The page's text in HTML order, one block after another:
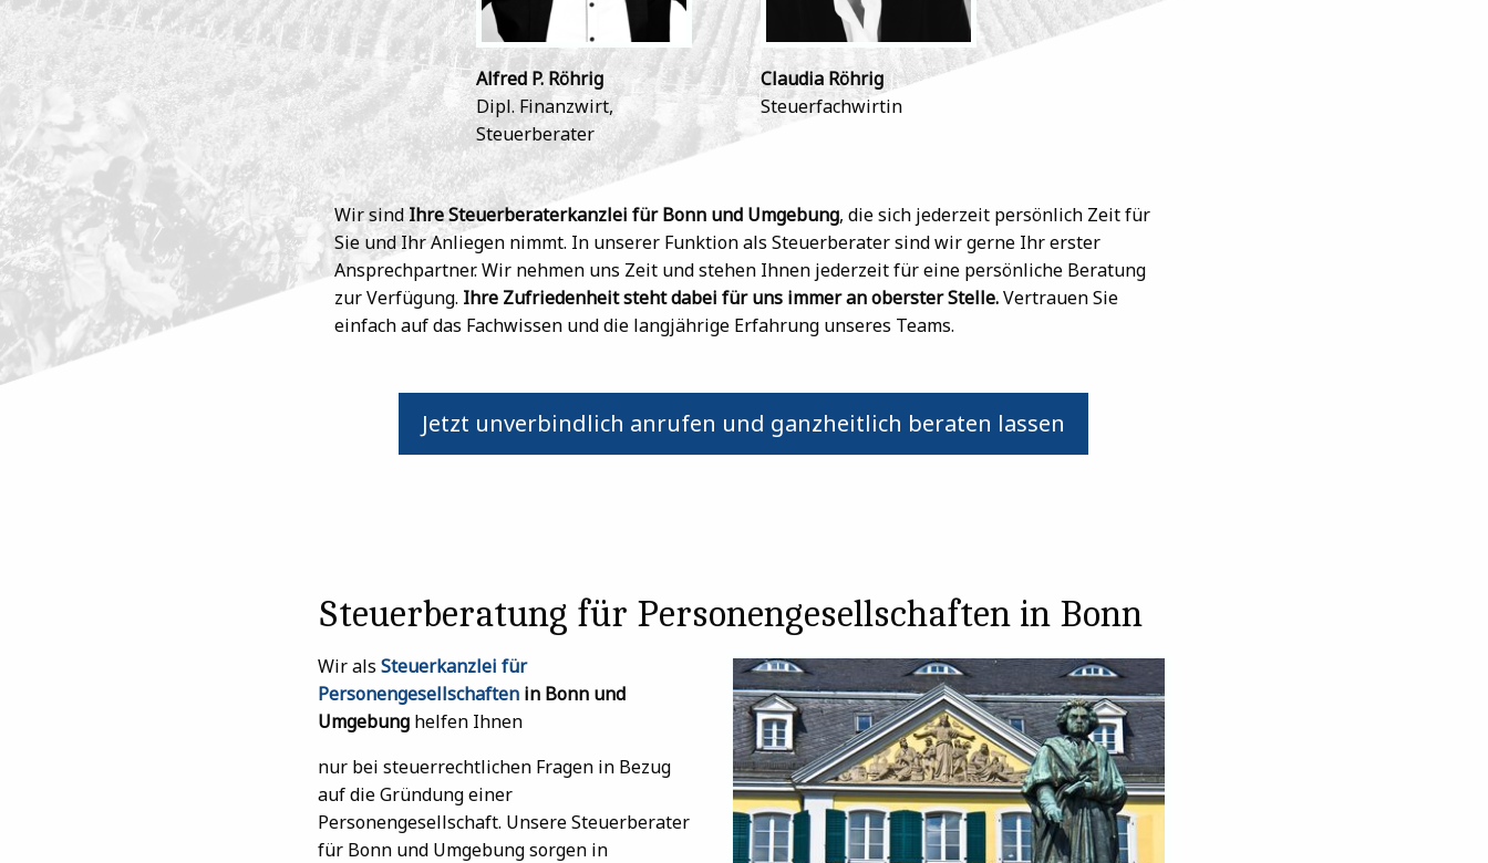
Alfred P. Röhrig
Dipl. Finanzwirt,
Steuerberater
Claudia Röhrig
Steuerfachwirtin
Wir sind Ihre Steuerberaterkanzlei für Bonn und Umgebung, die sich jederzeit persönlich Zeit für
Sie und Ihr Anliegen nimmt. In unserer Funktion als Steuerberater sind wir gerne Ihr erster
Ansprechpartner. Wir nehmen uns Zeit und stehen Ihnen jederzeit für eine persönliche Beratung
zur Verfügung. Ihre Zufriedenheit steht dabei für uns immer an oberster Stelle.Vertrauen Sie
einfach auf das Fachwissen und die langjährige Erfahrung unseres Teams.
Jetzt unverbindlich anrufen und ganzheitlich beraten lassen
Steuerberatung für Personengesellschaften in Bonn
Wir als Steuerkanzlei für
Personengesellschaftenin Bonn und
Umgebunghelfen Ihnen
nur bei steuerrechtlichen Fragen in Bezug
auf die Gründung einer
Personengesellschaft. Unsere Steuerberater
für Bonn und Umgebung sorgen in